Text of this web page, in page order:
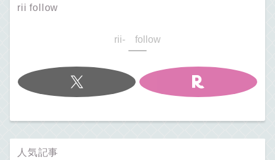
rii follow
rii- follow
人気記事